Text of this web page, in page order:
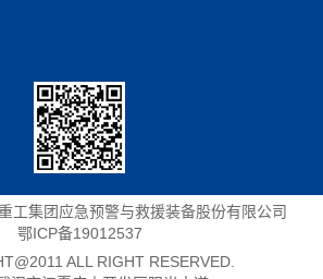
工集团应急预警与救援装备股份有限公司
鄂ICP备19012537
ALL RIGHT RESERVED.